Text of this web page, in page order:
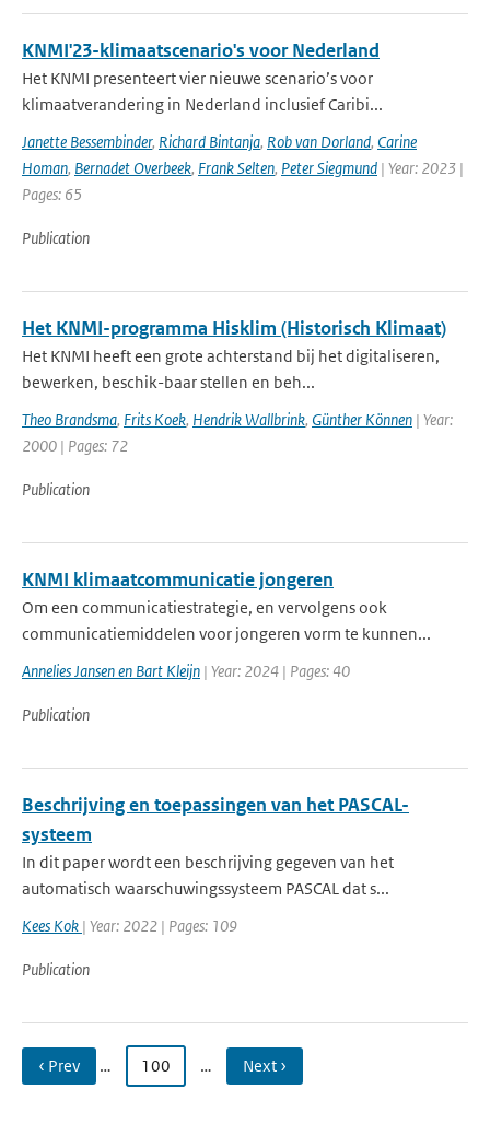
KNMI'23-klimaatscenario's voor Nederland
Het KNMI presenteert vier nieuwe scenario’s voor
klimaatverandering in Nederland inclusief Caribi...
Janette Bessembinder, Richard Bintanja, Rob van Dorland, Carine
Homan, Bernadet Overbeek, Frank Selten, Peter Siegmund | Year: 2023 |
Pages: 65
Publication
Het KNMI-programma Hisklim (Historisch Klimaat)
Het KNMI heeft een grote achterstand bij het digitaliseren,
bewerken, beschik-baar stellen en beh...
Theo Brandsma, Frits Koek, Hendrik Wallbrink, Günther Können | Year:
2000 | Pages: 72
Publication
KNMI klimaatcommunicatie jongeren
Om een communicatiestrategie, en vervolgens ook
communicatiemiddelen voor jongeren vorm te kunnen...
Annelies Jansen en Bart Kleijn | Year: 2024 | Pages: 40
Publication
Beschrijving en toepassingen van het PASCAL-
systeem
In dit paper wordt een beschrijving gegeven van het
automatisch waarschuwingssysteem PASCAL dat s...
Kees Kok | Year: 2022 | Pages: 109
Publication
‹ Prev … 100 … Next ›